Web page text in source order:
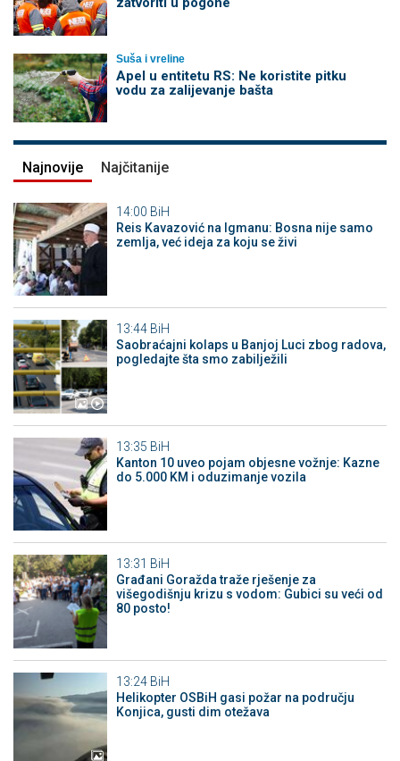
Suša i vreline
Apel u entitetu RS: Ne koristite pitku
vodu za zalijevanje bašta
Najnovije Najčitanije
14:00 BiH
Reis Kavazović na Igmanu: Bosna nije samo
zemlja, već ideja za koju se živi
13:44 BiH
Saobraćajni kolaps u Banjoj Luci zbog radova,
pogledajte šta smo zabilježili
13:35 BiH
Kanton 10 uveo pojam objesne vožnje: Kazne
do 5.000 KM i oduzimanje vozila
13:31 BiH
Građani Goražda traže rješenje za
višegodišnju krizu s vodom: Gubici su veći od
80 posto!
13:24 BiH
Helikopter OSBiH gasi požar na području
Konjica, gusti dim otežava